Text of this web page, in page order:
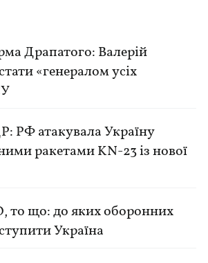
Драпатого: Валерій
«генералом усіх
РФ атакувала Україну
ракетами KN-23 із нової
що: до яких оборонних
Україна